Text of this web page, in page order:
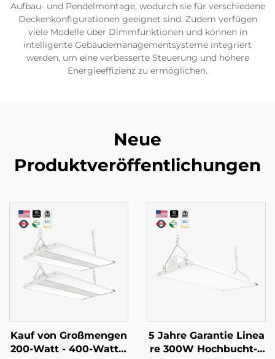
Aufbau- und Pendelmontage, wodurch sie für verschiedene
Deckenkonfigurationen geeignet sind. Zudem verfügen
viele Modelle über Dimmfunktionen und können in
intelligente Gebäudemanagementsysteme integriert
werden, um eine verbesserte Steuerung und höhere
Energieeffizienz zu ermöglichen.
Neue
Produktveröffentlichungen
Kauf von Großmengen
200-Watt - 400-Watt L
5 Jahre Garantie Linea
re 300W Hochbucht-L